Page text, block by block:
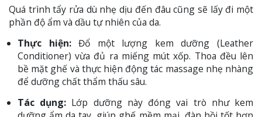
Quá trình tẩy rửa dù nhẹ dịu đến đâu cũng sẽ lấy đi một
phần độ ẩm và dầu tự nhiên của da.
Thực hiện:Đổ một lượng kem dưỡng (Leather
Conditioner) vừa đủ ra miếng mút xốp. Thoa đều lên
bề mặt ghế và thực hiện động tác massage nhẹ nhàng
để dưỡng chất thẩm thấu sâu.
Tác dụng: Lớp dưỡng này đóng vai trò như kem